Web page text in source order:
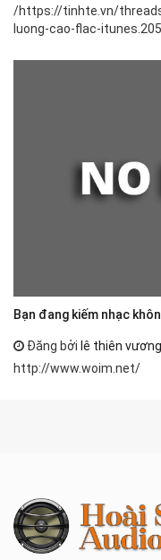
/https://tinhte.vn/
luong-cao-flac-
Bạn đang kiếm nhạc
Đăng bởi lê thiên vương
http://www.woim.net/